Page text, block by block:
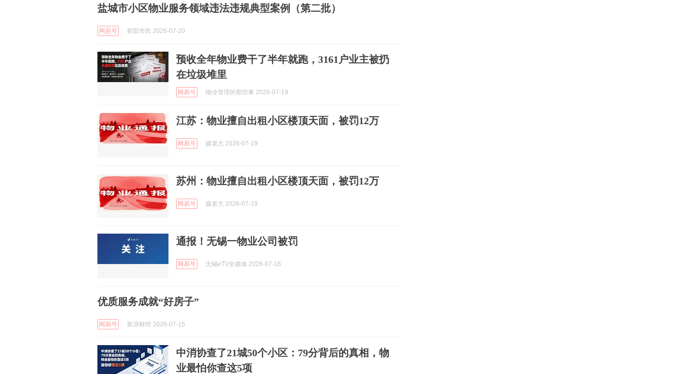
盐城市小区物业服务领域违法违规典型案例（第二批）
网易号 射阳市民 2026-07-20
预收全年物业费干了半年就跑，3161户业主被扔
在垃圾堆里
网易号 物业管理的那些事 2026-07-19
江苏：物业擅自出租小区楼顶天面，被罚12万
网易号 媒老大 2026-07-19
苏州：物业擅自出租小区楼顶天面，被罚12万
网易号 媒老大 2026-07-19
通报！无锡一物业公司被罚
网易号 无锡eTV全媒体 2026-07-16
优质服务成就“好房子”
网易号 新浪财经 2026-07-15
中消协查了21城50个小区：79分背后的真相，物
业最怕你查这5项